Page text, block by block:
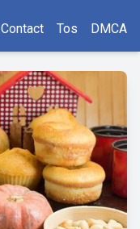
Contact Tos DMCA